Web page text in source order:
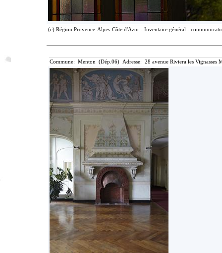
(c) Région Provence-Alpes-Côte d'Azur - Inventaire général -
Commune: Menton (Dép.06) Adresse: 28 avenue Riviera les